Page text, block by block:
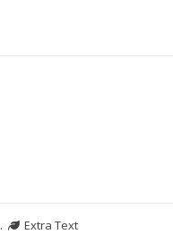
.
Extra Text